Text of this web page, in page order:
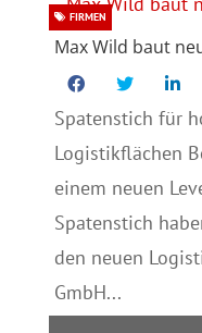
Max Wild baut
FIRMEN
Spatenstich für
Logistikflächen
einem neuen
Spatenstich
den neuen
GmbH...